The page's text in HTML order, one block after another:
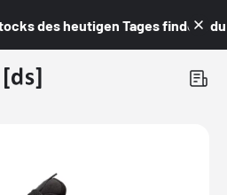
des heutigen Tages findest du